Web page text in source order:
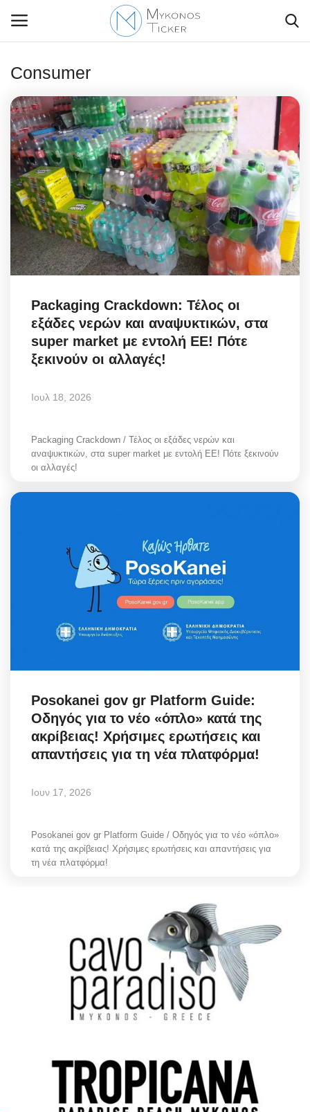
Contact Us
Politique
Business
Travel
World
Style Adorés
Entertainment
Arts & Culture
Mykonos Ticker TV
Sport
Science & Tech
Σεβασμιώτατος Δωρόθεος Β’
Cost Of Living Crisis
All News
Elections 2023
English
Consumer
Packaging Crackdown: Τέλος οι
εξάδες νερών και αναψυκτικών, στα
super market με εντολή ΕΕ! Πότε
ξεκινούν οι αλλαγές!
Ιουλ 18, 2026
Packaging Crackdown / Τέλος οι εξάδες νερών και
αναψυκτικών, στα super market με εντολή ΕΕ! Πότε ξεκινούν
οι αλλαγές!
Posokanei gov gr Platform Guide:
Οδηγός για το νέο «όπλο» κατά της
ακρίβειας! Χρήσιμες ερωτήσεις και
απαντήσεις για τη νέα πλατφόρμα!
Ιουν 17, 2026
Posokanei gov gr Platform Guide / Οδηγός για το νέο «όπλο»
κατά της ακρίβειας! Χρήσιμες ερωτήσεις και απαντήσεις για
τη νέα πλατφόρμα!